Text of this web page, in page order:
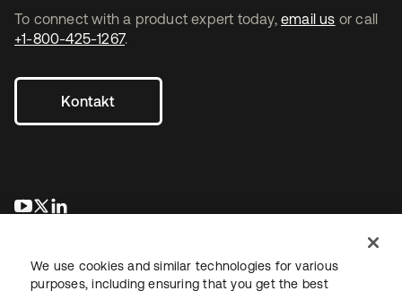
To connect with a product expert today, email us or call
+1-800-425-1267.
Kontakt
wird in einer neuen Registerkarte geöffnet
wird in einer neuen Registerkarte geöffnet
We use cookies and similar technologies for various
purposes, including ensuring that you get the best